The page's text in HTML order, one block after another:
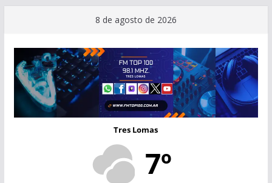
contenido
8 de agosto de 2026
Tres Lomas
7º